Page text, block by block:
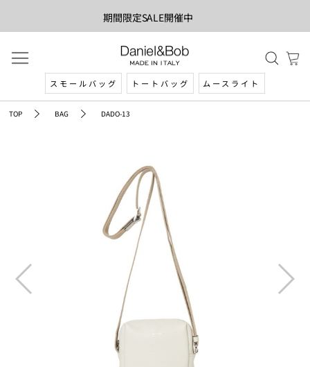
期間限定SALE開催中
スモールバッグ トートバッグ ムースライト
TOP BAG DADO-13
prev next